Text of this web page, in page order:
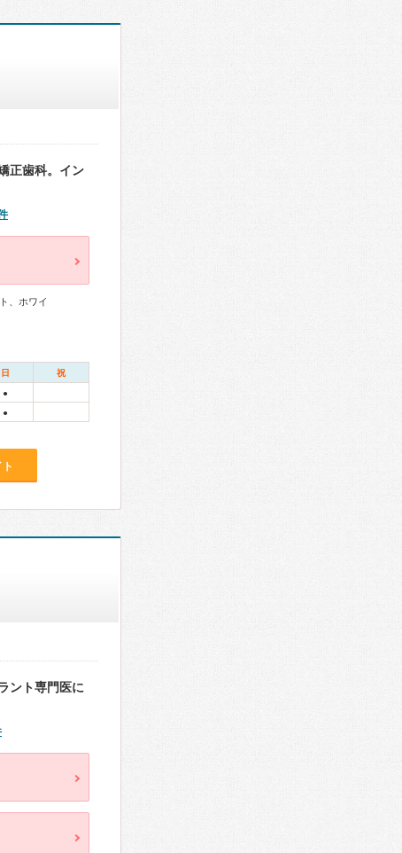
正歯科。イン
、ホワイ
日 祝
●
●
ント専門医に